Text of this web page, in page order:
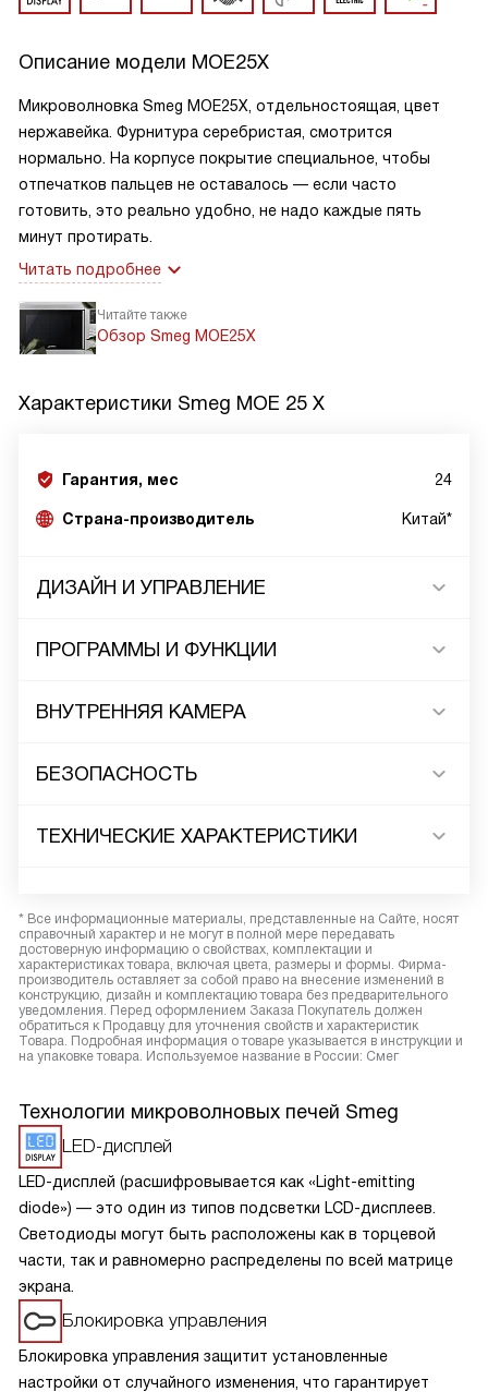
Описание модели MOE25X
Микроволновка Smeg MOE25X, отдельностоящая, цвет
нержавейка. Фурнитура серебристая, смотрится
нормально. На корпусе покрытие специальное, чтобы
отпечатков пальцев не оставалось — если часто
готовить, это реально удобно, не надо каждые пять
минут протирать.
Читать подробнее
Читайте также
Обзор Smeg MOE25X
Характеристики Smeg MOE 25 X
Гарантия, мес 24
Страна-производитель Китай*
ДИЗАЙН И УПРАВЛЕНИЕ
ПРОГРАММЫ И ФУНКЦИИ
ВНУТРЕННЯЯ КАМЕРА
БЕЗОПАСНОСТЬ
ТЕХНИЧЕСКИЕ ХАРАКТЕРИСТИКИ
* Все информационные материалы, представленные на Сайте, носят
справочный характер и не могут в полной мере передавать
достоверную информацию о свойствах, комплектации и
характеристиках товара, включая цвета, размеры и формы. Фирма-
производитель оставляет за собой право на внесение изменений в
конструкцию, дизайн и комплектацию товара без предварительного
уведомления. Перед оформлением Заказа Покупатель должен
обратиться к Продавцу для уточнения свойств и характеристик
Товара. Подробная информация о товаре указывается в инструкции и
на упаковке товара. Используемое название в России: Смег
Технологии микроволновых печей Smeg
LED-дисплей
LED-дисплей (расшифровывается как «Light-emitting
diode») — это один из типов подсветки LCD-дисплеев.
Светодиоды могут быть расположены как в торцевой
части, так и равномерно распределены по всей матрице
экрана.
Блокировка управления
Блокировка управления защитит установленные
настройки от случайного изменения, что гарантирует